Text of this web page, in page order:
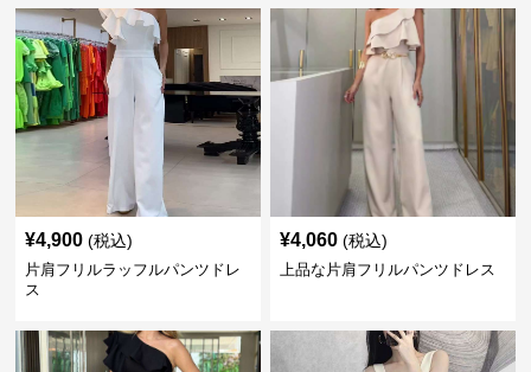
¥4,900 (税込)
片肩フリルラッフルパンツドレ
ス
¥4,060 (税込)
上品な片肩フリルパンツドレス